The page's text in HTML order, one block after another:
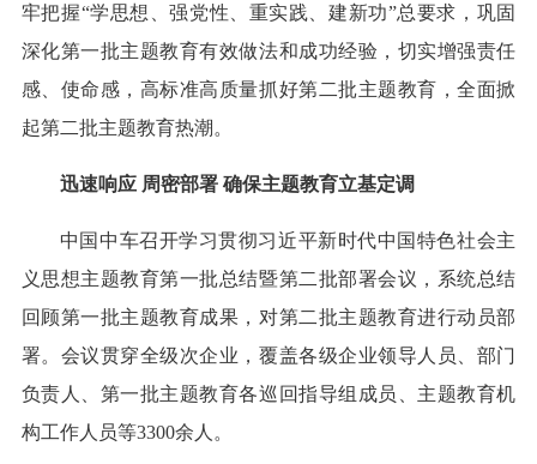
牢把握“学思想、强党性、重实践、建新功”总要求，巩固
深化第一批主题教育有效做法和成功经验，切实增强责任
感、使命感，高标准高质量抓好第二批主题教育，全面掀
起第二批主题教育热潮。
迅速响应 周密部署 确保主题教育立基定调
中国中车召开学习贯彻习近平新时代中国特色社会主
义思想主题教育第一批总结暨第二批部署会议，系统总结
回顾第一批主题教育成果，对第二批主题教育进行动员部
署。会议贯穿全级次企业，覆盖各级企业领导人员、部门
负责人、第一批主题教育各巡回指导组成员、主题教育机
构工作人员等3300余人。